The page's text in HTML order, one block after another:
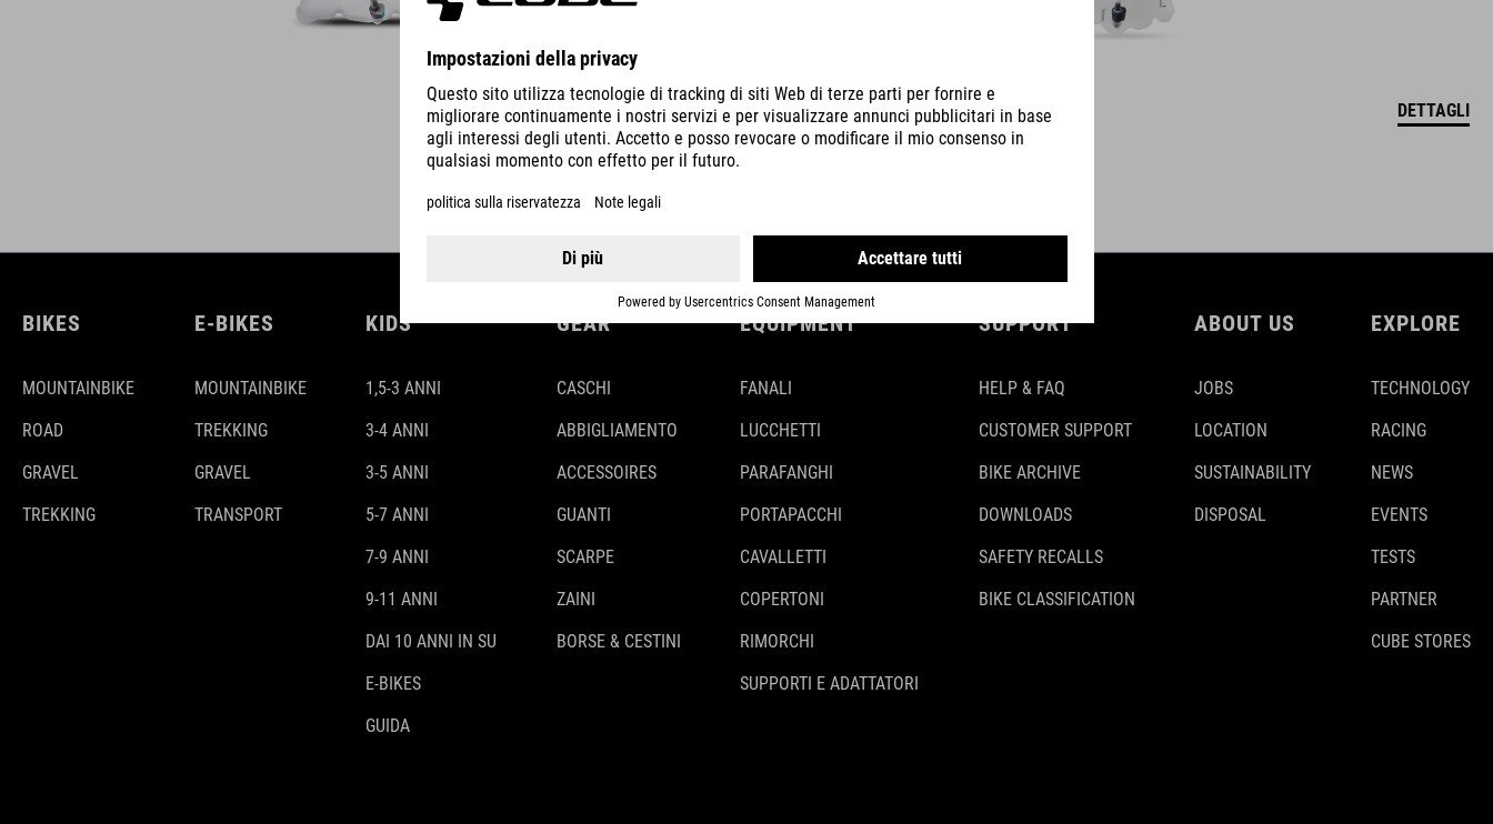
DETTAGLI DETTAGLI
BIKES
MOUNTAINBIKE
ROAD
GRAVEL
TREKKING
E-BIKES
MOUNTAINBIKE
TREKKING
GRAVEL
TRANSPORT
KIDS
1,5-3 ANNI
3-4 ANNI
3-5 ANNI
5-7 ANNI
7-9 ANNI
9-11 ANNI
DAI 10 ANNI IN SU
E-BIKES
GUIDA
GEAR
CASCHI
ABBIGLIAMENTO
ACCESSOIRES
GUANTI
SCARPE
ZAINI
BORSE & CESTINI
EQUIPMENT
FANALI
LUCCHETTI
PARAFANGHI
PORTAPACCHI
CAVALLETTI
COPERTONI
RIMORCHI
SUPPORTI E ADATTATORI
SUPPORT
HELP & FAQ
CUSTOMER SUPPORT
BIKE ARCHIVE
DOWNLOADS
SAFETY RECALLS
BIKE CLASSIFICATION
ABOUT US
JOBS
LOCATION
SUSTAINABILITY
DISPOSAL
EXPLORE
TECHNOLOGY
RACING
NEWS
EVENTS
TESTS
PARTNER
CUBE STORES